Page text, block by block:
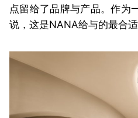
点留给了品牌与产品。作为
说，这是NANA给与的最合